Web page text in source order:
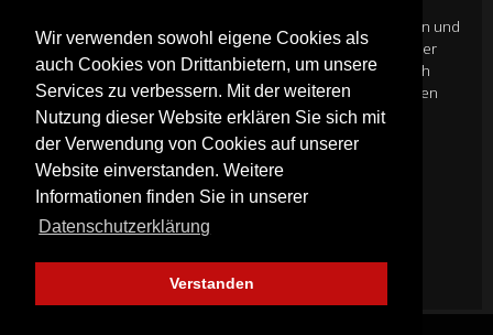
Wir verwenden sowohl eigene Cookies als
auch Cookies von Drittanbietern, um unsere
Services zu verbessern. Mit der weiteren
Nutzung dieser Website erklären Sie sich mit
der Verwendung von Cookies auf unserer
Website einverstanden. Weitere
Informationen finden Sie in unserer
Datenschutzerklärung
Verstanden
Schweinefleisch legen. Eine gut gemeinte Idee, die Atheisten und
Gläubige, Deutsche und Türken, Gutmenschen und Hardliner
frontal aufeinanderstoßen lässt – respektlos und unglaublich
komisch. Allen wird schnell klar: Es geht um viel mehr als einen
Grill…
DirectorMarcus H. Rosenmüller
CastHape Kerkeling, Christoph Maria Herbst, Fahri Yardim,
Friedrich Mücke, Anja Knauer, Gaby Dohm
Genre:Komödie
Mehr Infos